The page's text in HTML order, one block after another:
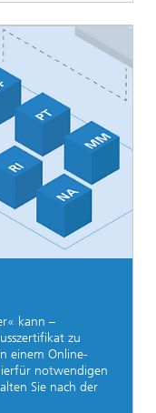
kann –
zu
einem Online-
notwendigen
Sie nach der